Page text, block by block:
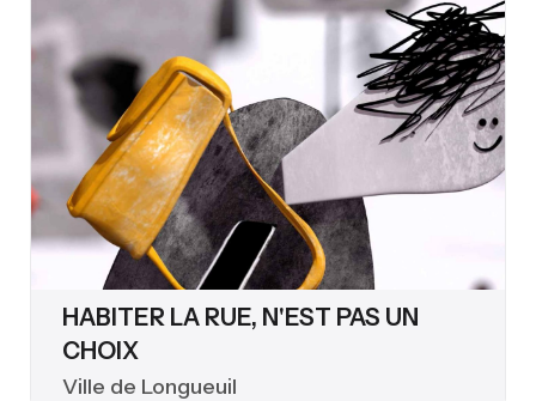
HABITER LA RUE, N'EST PAS UN
CHOIX
Ville de Longueuil